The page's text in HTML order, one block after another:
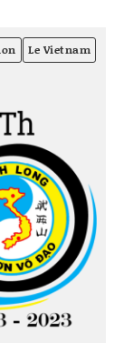
Le Vietnam